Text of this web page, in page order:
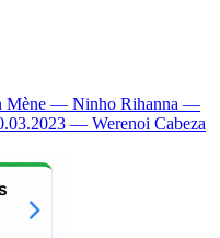
Mène — Ninho Rihanna —
— Werenoi Cabeza